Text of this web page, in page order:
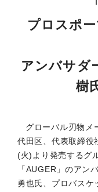
プロスポ
アンバサダ
樹
グローバル刃物メ
代田区、代表取締役
(火)より発売するグ
「AUGER」のアン
勇也氏、プロバスケ